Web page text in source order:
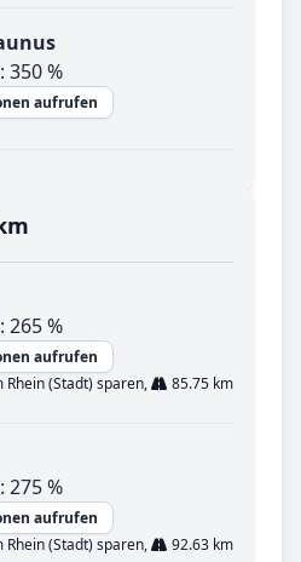
350 %
aufrufen
265 %
aufrufen
(Stadt) sparen,
85.75 km
275 %
aufrufen
(Stadt) sparen,
92.63 km